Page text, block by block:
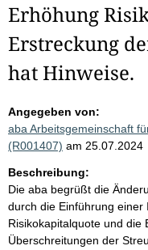
Erhöhung
Erstreckung
hat Hinweise.
Angegeben von:
aba Arbeitsgemeinschaft
(R001407) am 25.07.2024
Beschreibung:
Die aba begrüßt die
durch die Einführung
Risikokapitalquote und die
Überschreitungen der